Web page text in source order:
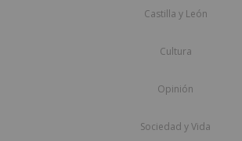
Castilla y León
Cultura
Opinión
Sociedad y Vida